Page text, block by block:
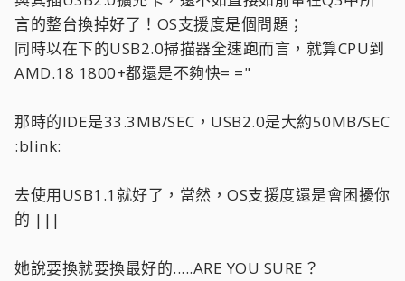
靠…是XP耶！我回她就算能灌完，也開不起來喔！就算能開…也
是等個幾小時吧！有經驗的大大教一下吧！
我是有建議她換電腦啦！但是她說要換就要換最好的… 兩萬塊能
最好嗎？無言… 而且她也只是拿來練打字而已…
其實要不是看在她長的還蠻可愛的 ，加上又是同事的朋友的同事
以上的問題就請資深一點的大大指導一下囉！資深<---K5的年
代，應算是資深了吧！
言的整台換掉好了！OS支援度是個問題；
同時以在下的USB2.0掃描器全速跑而言，就算CPU到
AMD.18 1800+都還是不夠快= ="
那時的IDE是33.3MB/SEC，USB2.0是大約50MB/SEC
:blink:
去使用USB1.1就好了，當然，OS支援度還是會困擾你
的 |||
她說要換就要換最好的.....ARE YOU SURE？